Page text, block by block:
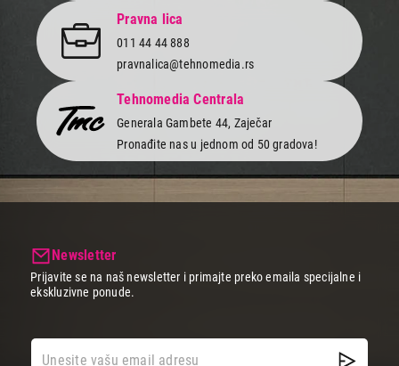
Pravna lica
011 44 44 888
pravnalica@tehnomedia.rs
Tehnomedia Centrala
Generala Gambete 44, Zaječar
Pronađite nas u jednom od 50 gradova!
Newsletter
Prijavite se na naš newsletter i primajte preko emaila specijalne i
ekskluzivne ponude.